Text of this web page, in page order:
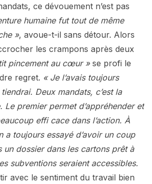
ce dévouement n’est pas
humaine fut tout de même
», avoue-t-il sans détour. Alors
les crampons après deux
pincement au cœur »se profi le
regret. « Je l’avais toujours
Deux mandats, c’est la
Le premier permet d’appréhender et
effi cace dans l’action. À
a toujours essayé d’avoir un coup
un dossier dans les cartons prêt à
subventions seraient accessibles.
avec le sentiment du travail bien